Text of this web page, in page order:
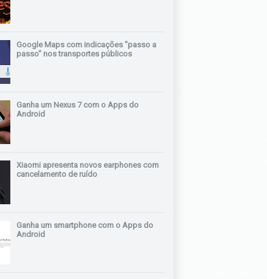
Google Maps com indicações "passo a
passo" nos transportes públicos
Ganha um Nexus 7 com o Apps do
Android
Xiaomi apresenta novos earphones com
cancelamento de ruído
Ganha um smartphone com o Apps do
Android